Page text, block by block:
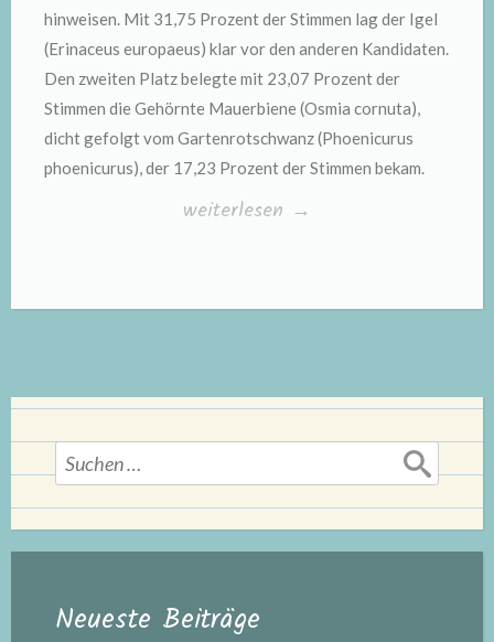
hinweisen. Mit 31,75 Prozent der Stimmen lag der Igel
(Erinaceus europaeus) klar vor den anderen Kandidaten.
Den zweiten Platz belegte mit 23,07 Prozent der
Stimmen die Gehörnte Mauerbiene (Osmia cornuta),
dicht gefolgt vom Gartenrotschwanz (Phoenicurus
phoenicurus), der 17,23 Prozent der Stimmen bekam.
„Igel
des
weiterlesen →
Suchen
nach:
Neueste Beiträge